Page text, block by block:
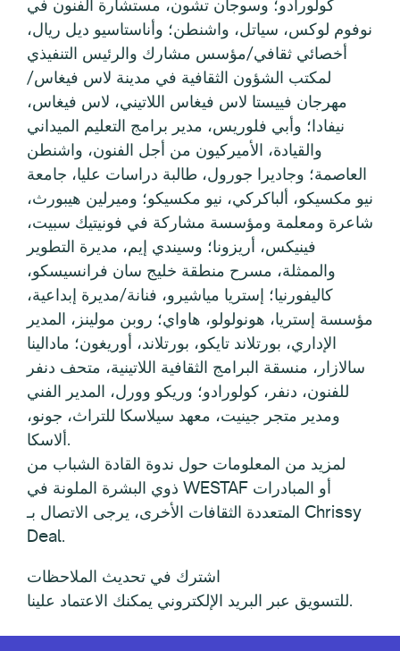
كولورادو؛ وسوجان تشون، مستشارة الفنون في
نوفوم لوكس، سياتل، واشنطن؛ وأناستاسيو ديل ريال،
أخصائي ثقافي/مؤسس مشارك والرئيس التنفيذي
لمكتب الشؤون الثقافية في مدينة لاس فيغاس/
مهرجان فييستا لاس فيغاس اللاتيني، لاس فيغاس،
نيفادا؛ وأبي فلوريس، مدير برامج التعليم الميداني
والقيادة، الأميركيون من أجل الفنون، واشنطن
العاصمة؛ وجاديرا جورول، طالبة دراسات عليا، جامعة
نيو مكسيكو، ألباكركي، نيو مكسيكو؛ وميرلين هيبورث،
شاعرة ومعلمة ومؤسسة مشاركة في فونيتيك سبيت،
فينيكس، أريزونا؛ وسيندي إيم، مديرة التطوير
والممثلة، مسرح منطقة خليج سان فرانسيسكو،
كاليفورنيا؛ إستريا مياشيرو، فنانة/مديرة إبداعية،
مؤسسة إستريا، هونولولو، هاواي؛ روبن مولينز، المدير
الإداري، بورتلاند تايكو، بورتلاند، أوريغون؛ مادالينا
سالازار، منسقة البرامج الثقافية اللاتينية، متحف دنفر
للفنون، دنفر، كولورادو؛ وريكو وورل، المدير الفني
ومدير متجر جينيت، معهد سيلاسكا للتراث، جونو،
ألاسكا.
لمزيد من المعلومات حول ندوة القادة الشباب من
ذوي البشرة الملونة في WESTAF أو المبادرات
المتعددة الثقافات الأخرى، يرجى الاتصال بـ Chrissy
Deal.
اشترك في تحديث الملاحظات
للتسويق عبر البريد الإلكتروني يمكنك الاعتماد علينا.